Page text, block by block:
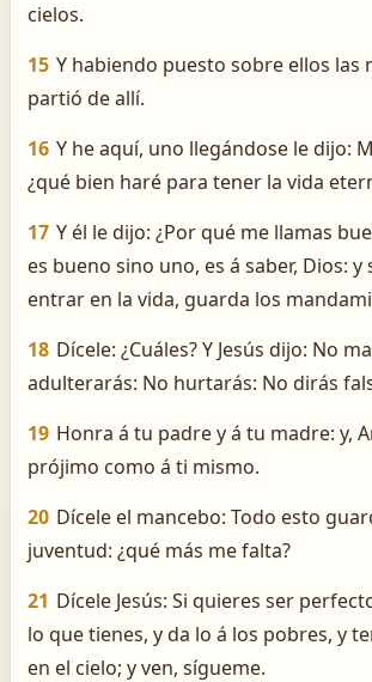
cielos.
15 Y habiendo puesto sobre ellos las
partió de allí.
16 Y he aquí, uno llegándose le dijo:
¿qué bien haré para tener la vida
17 Y él le dijo: ¿Por qué me llamas
es bueno sino uno, es á saber, Dios: y
entrar en la vida, guarda los
18 Dícele: ¿Cuáles? Y Jesús dijo: No
adulterarás: No hurtarás: No dirás
19 Honra á tu padre y á tu madre: y,
prójimo como á ti mismo.
20 Dícele el mancebo: Todo esto
juventud: ¿qué más me falta?
21 Dícele Jesús: Si quieres ser
lo que tienes, y da lo á los pobres, y
en el cielo; y ven, sígueme.